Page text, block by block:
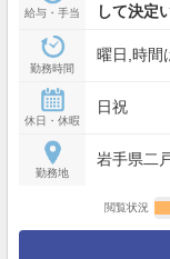
給与・手当
して決定
勤務時間
曜日,時間
休日・休暇
日祝
勤務地
岩手県二
閲覧状況